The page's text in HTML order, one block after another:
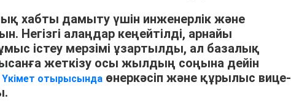
хабты дамыту үшін инженерлік және
Негізгі алаңдар кеңейтілді, арнайы
істеу мерзімі ұзартылды, ал базалық
жеткізу осы жылдың соңына дейін
Үкімет отырысында өнеркәсіп және құрылыс вице-